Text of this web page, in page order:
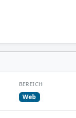
BEREICH
Web